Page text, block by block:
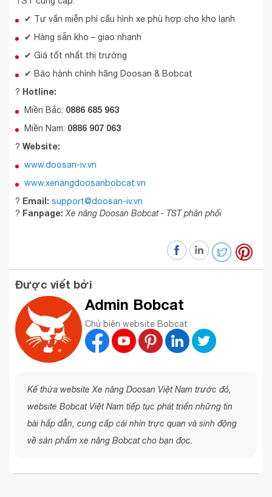
✔ Tư vấn miễn phí cấu hình xe phù hợp cho kho lạnh
✔ Hàng sẵn kho – giao nhanh
✔ Giá tốt nhất thị trường
✔ Bảo hành chính hãng Doosan & Bobcat
? Hotline:
Miền Bắc: 0886 685 963
Miền Nam: 0886 907 063
? Website:
www.doosan-iv.vn
www.xenangdoosanbobcat.vn
? Email: support@doosan-iv.vn
? Fanpage: Xe nâng Doosan Bobcat - TST phân phối
Được viết bởi
Admin Bobcat
Chủ biên website Bobcat
Kế thừa website Xe nâng Doosan Việt Nam trước đó,
website Bobcat Việt Nam tiếp tục phát triển những tin
bài hấp dẫn, cung cấp cái nhìn trực quan và sinh động
về sản phẩm xe nâng Bobcat cho bạn đọc.